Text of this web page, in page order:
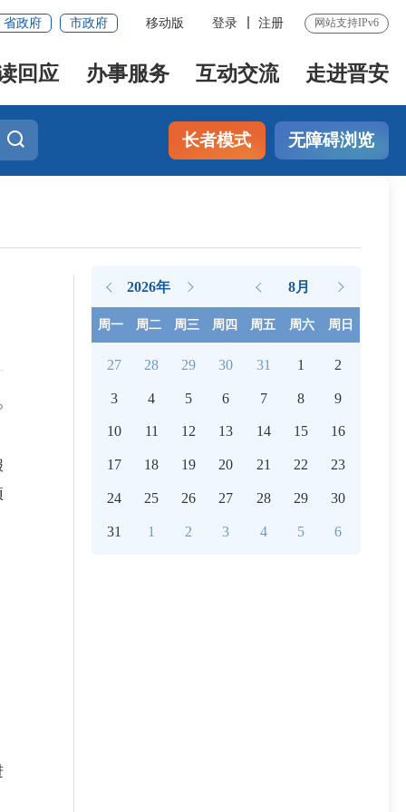
省政府 市政府 移动版 登录 注册 网站支持IPv6
回应 办事服务 互动交流 走进晋安
长者模式 无障碍浏览
2026年 8月
周一 周二 周三 周四 周五 周六 周日
27 28 29 30 31 1 2
3 4 5 6 7 8 9
10 11 12 13 14 15 16
17 18 19 20 21 22 23
24 25 26 27 28 29 30
31 1 2 3 4 5 6